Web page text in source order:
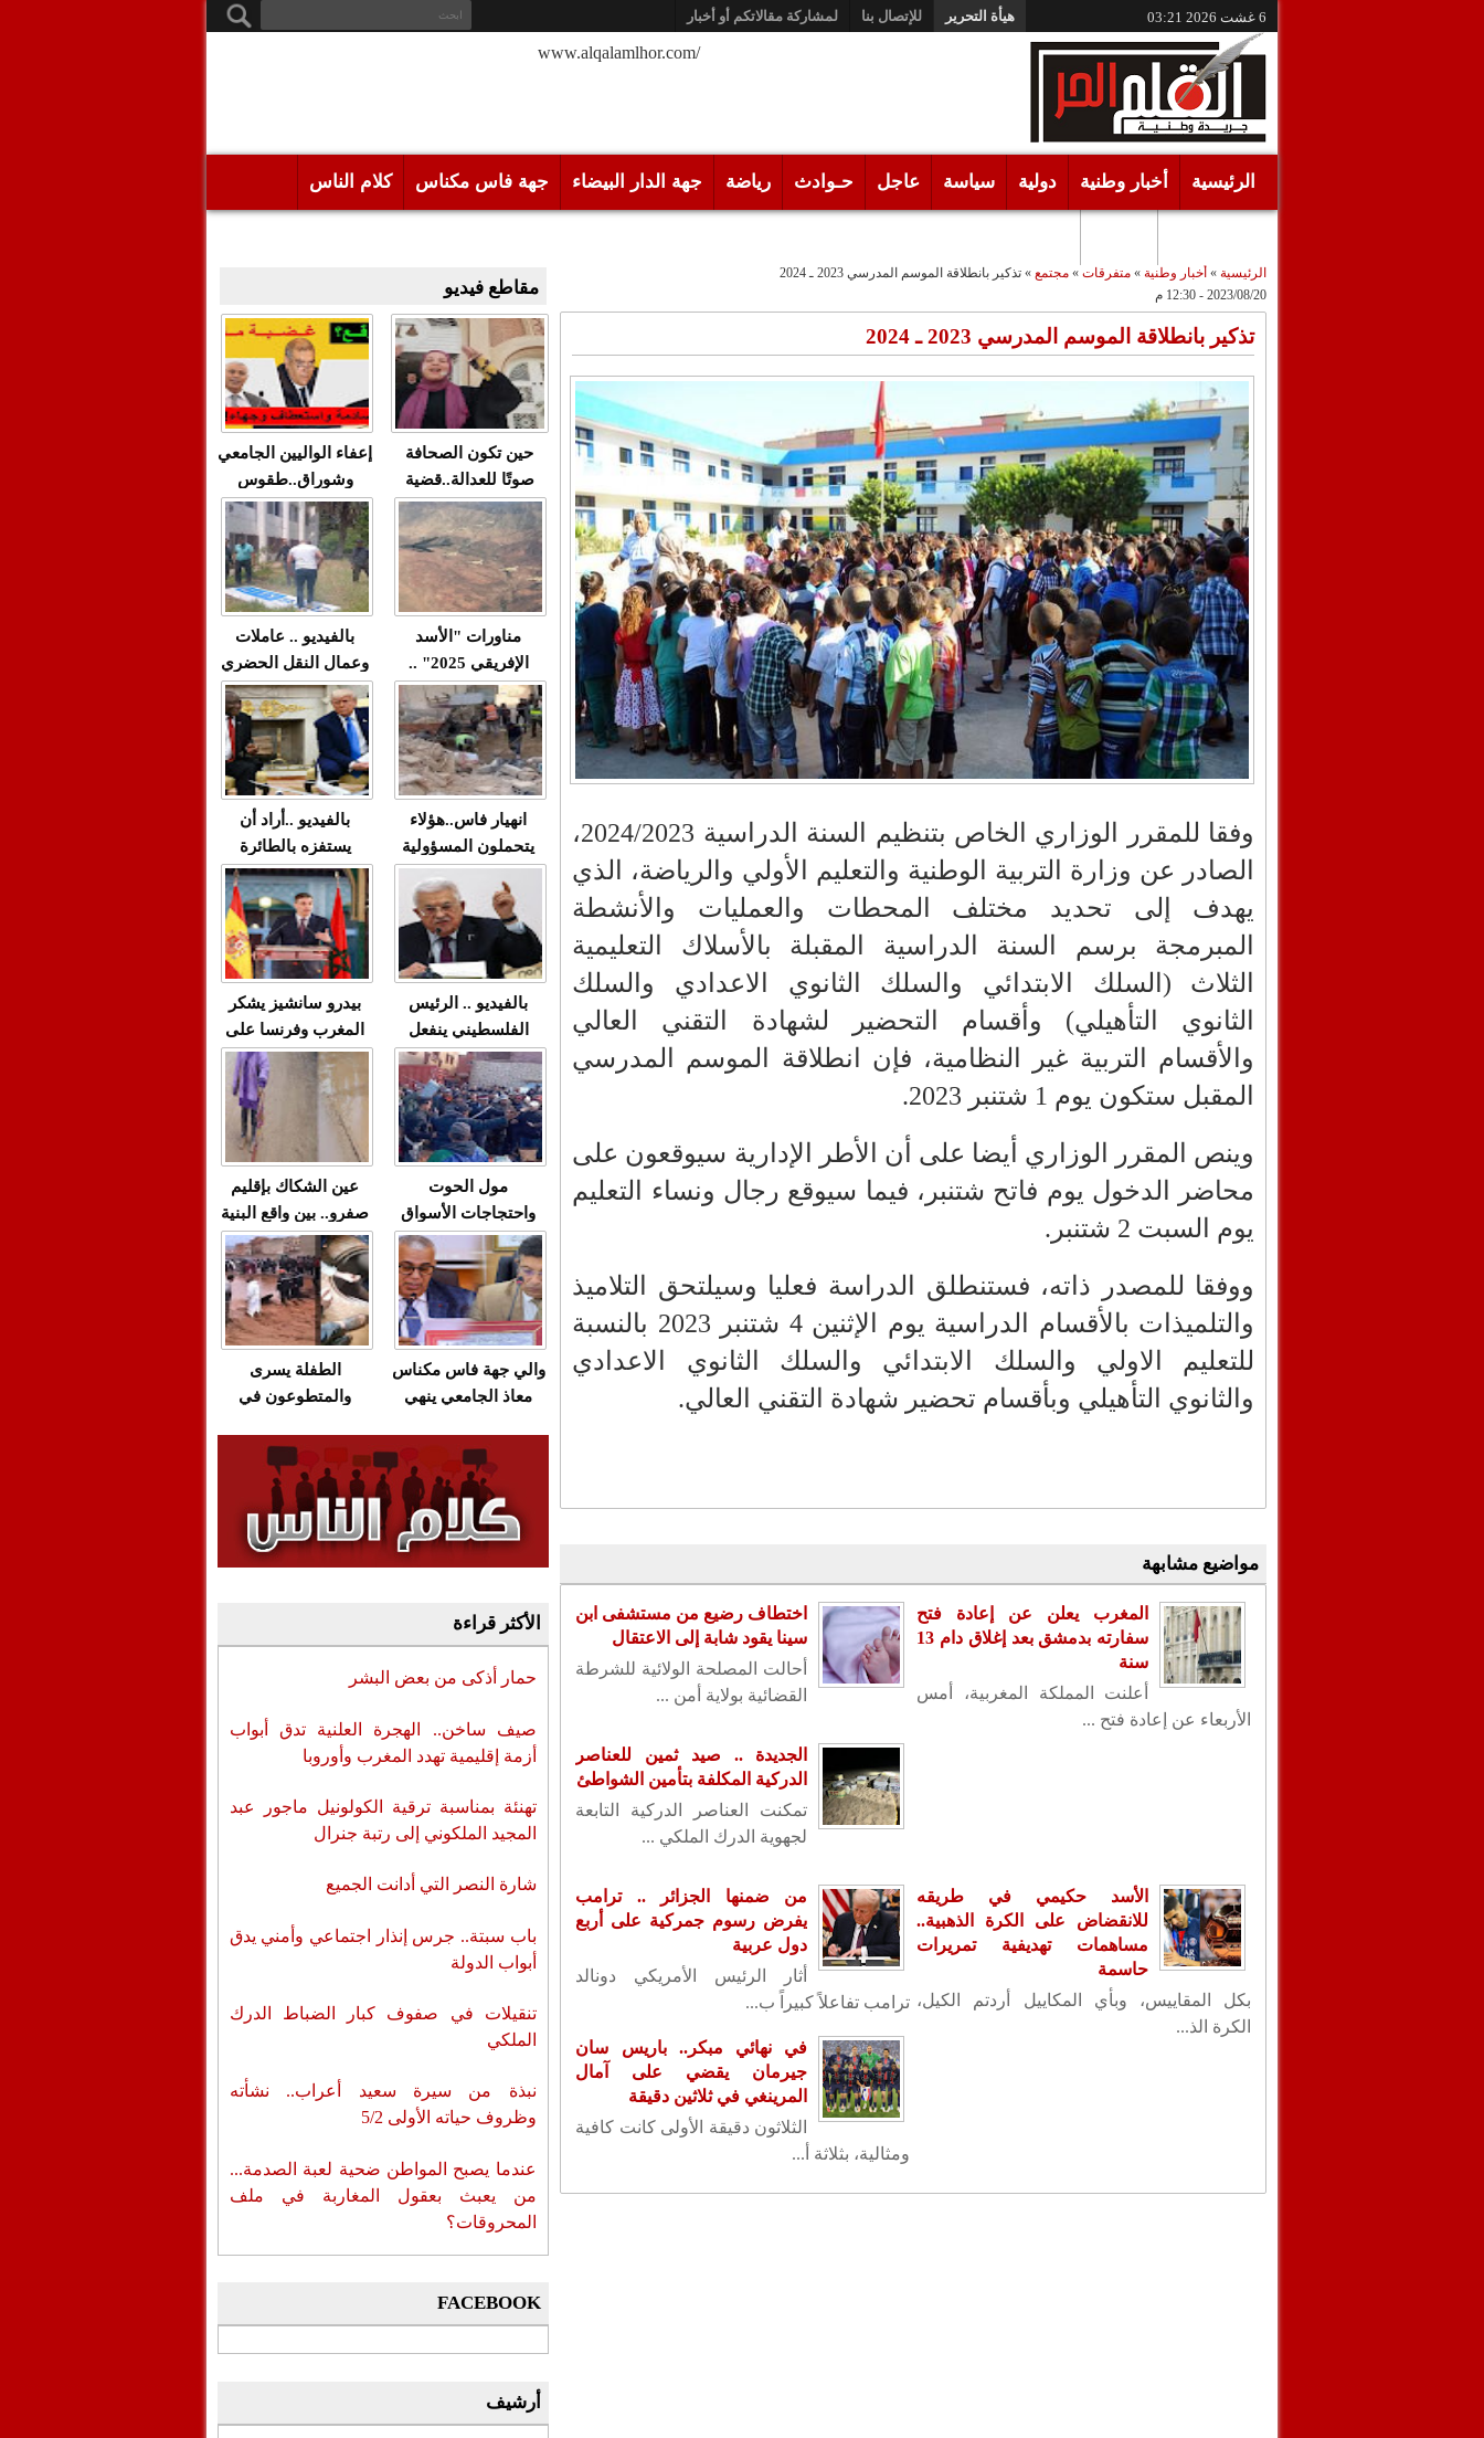
6 غشت 2026 03:21 هيأة التحرير للإتصال بنا لمشاركة مقالاتكم أو أخبار
/www.alqalamlhor.com
الرئيسية أخبار وطنية دولية سياسة عاجل حـوادث رياضة جهة الدار البيضاء جهة فاس مكناس كلام الناس
الرئيسية » أخبار وطنية» متفرقات» مجتمع» تذكير بانطلاقة الموسم المدرسي 2023 ـ 2024
2023/08/20 - 12:30 م
تذكير بانطلاقة الموسم المدرسي 2023 ـ 2024
وفقا للمقرر الوزاري الخاص بتنظيم السنة الدراسية 2024/2023،
الصادر عن وزارة التربية الوطنية والتعليم الأولي والرياضة، الذي
يهدف إلى تحديد مختلف المحطات والعمليات والأنشطة
المبرمجة برسم السنة الدراسية المقبلة بالأسلاك التعليمية
الثلاث (السلك الابتدائي والسلك الثانوي الاعدادي والسلك
الثانوي التأهيلي) وأقسام التحضير لشهادة التقني العالي
والأقسام التربية غير النظامية، فإن انطلاقة الموسم المدرسي
المقبل ستكون يوم 1 شتنبر 2023.
وينص المقرر الوزاري أيضا على أن الأطر الإدارية سيوقعون على
محاضر الدخول يوم فاتح شتنبر، فيما سيوقع رجال ونساء التعليم
يوم السبت 2 شتنبر.
ووفقا للمصدر ذاته، فستنطلق الدراسة فعليا وسيلتحق التلاميذ
والتلميذات بالأقسام الدراسية يوم الإثنين 4 شتنبر 2023 بالنسبة
للتعليم الاولي والسلك الابتدائي والسلك الثانوي الاعدادي
والثانوي التأهيلي وبأقسام تحضير شهادة التقني العالي.
مواضيع مشابهة
المغرب يعلن عن إعادة فتح
سفارته بدمشق بعد إغلاق دام 13
سنة
أعلنت المملكة المغربية، أمس
الأربعاء عن إعادة فتح ...
اختطاف رضيع من مستشفى ابن
سينا يقود شابة إلى الاعتقال
أحالت المصلحة الولائية للشرطة
القضائية بولاية أمن ...
الجديدة .. صيد ثمين للعناصر
الدركية المكلفة بتأمين الشواطئ
تمكنت العناصر الدركية التابعة
لجهوية الدرك الملكي ...
الأسد حكيمي في طريقه
للانقضاض على الكرة الذهبية..
مساهمات تهديفية تمريرات
حاسمة
بكل المقاييس، وبأي المكاييل أردتم الكيل،
الكرة الذ...
من ضمنها الجزائر .. ترامب
يفرض رسوم جمركية على أربع
دول عربية
أثار الرئيس الأمريكي دونالد
ترامب تفاعلاً كبيراً ب...
في نهائي مبكر.. باريس سان
جيرمان يقضي على آمال
المرينغي في ثلاثين دقيقة
الثلاثون دقيقة الأولى كانت كافية
ومثالية، بثلاثة أ...
مقاطع فيديو
حين تكون الصحافة
صوتًا للعدالة..قضية
"مولات 88 غرزة"
مثالا(فيديو)
متابعة حميد طولست
في زمن تزداد فيه
حالات العنف ضد
النساء ويغيب فيه أحيانًا
صدى العدالة في
ردهات الم...
إعفاء الواليين الجامعي
وشوراق..طقوس
صادمة وملتمس
"الوجهاء"؟/ صمت
وزارة الداخلية؟/أين
الوزير التوفيق؟(فيديو)
بالفيديو .. عاملات
وعمال النقل الحضري
بفاس يعبرون عن
ارتياحهم بعد إنهاء عقد
شركة "سيتي باص"
مناورات "الأسد
الإفريقي 2025" ..
شاهد القاذفة النووية
في تدريب مع ثماني
مقاتلات من نوع F-16
تابعة للقوات الجوية
الملكية المغربية
بالفيديو ..أراد أن
يستفزه بالطائرة
القطرية لكن ترامب
فضحه أمام العالم
بالحجة والدليل
انهيار فاس..هؤلاء
يتحملون المسؤولية
ومآسي العمارات
العشوائية مفتوحة
بيدرو سانشيز يشكر
المغرب وفرنسا على
استعادة الكهرباء عقب
انقطاعه في شبه
الجزيرة الإيبيرية
بالفيديو .. الرئيس
الفلسطيني ينفعل
ويهاجم حماس بألفاظ
قاسية على الهواء
عين الشكاك بإقليم
صفرو.. بين واقع البنية
التحتية المهترئة
والحملات الانتخابية
المبكرة(فيديو)
مول الحوت
واحتجاجات الأسواق
الأسبوعية/الاحتقان
الصامت والتراشق
بـ"الصناديق"/أخنوش
يرد بالصمت المريب
الطفلة يسرى
والمتطوعون في
وقنوات صرف صحي
تقتل والمحاسبة يجب
أن تطال المسؤولين
والي جهة فاس مكناس
معاذ الجامعي ينهي
والعمال مع شركة
سيتي باص + وثيقة
وفيديو
الأكثر قراءة
حمار أذكى من بعض البشر
صيف ساخن.. الهجرة العلنية تدق أبواب
أزمة إقليمية تهدد المغرب وأوروبا
تهنئة بمناسبة ترقية الكولونيل ماجور عبد
المجيد الملكوني إلى رتبة جنرال
شارة النصر التي أدانت الجميع
باب سبتة.. جرس إنذار اجتماعي وأمني يدق
أبواب الدولة
تنقيلات في صفوف كبار الضباط الدرك
الملكي
نبذة من سيرة سعيد أعراب.. نشأته
وظروف حياته الأولى 5/2
عندما يصبح المواطن ضحية لعبة الصدمة...
من يعبث بعقول المغاربة في ملف
المحروقات؟
FACEBOOK
أرشيف